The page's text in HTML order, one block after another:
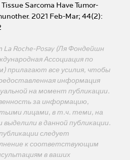
Sarcoma Have Tumor-
2021 Feb-Mar; 44(2):
Roche-Posay (Ля Фондейшн
Ассоциация по
прилагают все усилия, чтобы
информация
на момент публикации.
за информацию,
лицами, в т.ч. теми, на
в данной публикации.
следует
к соответствующим
в ваших